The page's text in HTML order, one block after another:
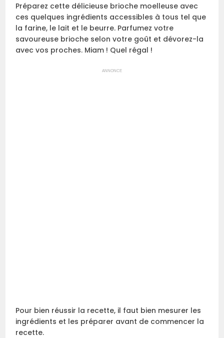
Préparez cette délicieuse brioche moelleuse avec
ces quelques ingrédients accessibles à tous tel que
la farine, le lait et le beurre. Parfumez votre
savoureuse brioche selon votre goût et dévorez-la
avec vos proches. Miam ! Quel régal !
ANNONCE
Pour bien réussir la recette, il faut bien mesurer les
ingrédients et les préparer avant de commencer la
recette.